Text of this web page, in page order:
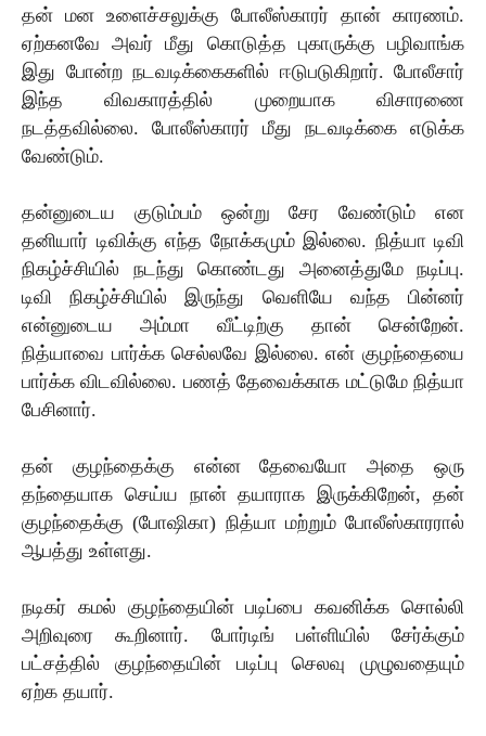
தன் மன உளைச்சலுக்கு போலீஸ்காரர் தான் காரணம்.
ஏற்கனவே அவர் மீது கொடுத்த புகாருக்கு பழிவாங்க
இது போன்ற நடவடிக்கைகளில் ஈடுபடுகிறார். போலீசார்
இந்த விவகாரத்தில் முறையாக விசாரணை
நடத்தவில்லை. போலீஸ்காரர் மீது நடவடிக்கை எடுக்க
வேண்டும்.
தன்னுடைய குடும்பம் ஒன்று சேர வேண்டும் என
தனியார் டிவிக்கு எந்த நோக்கமும் இல்லை. நித்யா டிவி
நிகழ்ச்சியில் நடந்து கொண்டது அனைத்துமே நடிப்பு.
டிவி நிகழ்ச்சியில் இருந்து வெளியே வந்த பின்னர்
என்னுடைய அம்மா வீட்டிற்கு தான் சென்றேன்.
நித்யாவை பார்க்க செல்லவே இல்லை. என் குழந்தையை
பார்க்க விடவில்லை. பணத் தேவைக்காக மட்டுமே நித்யா
பேசினார்.
தன் குழந்தைக்கு என்ன தேவையோ அதை ஒரு
தந்தையாக செய்ய நான் தயாராக இருக்கிறேன், தன்
குழந்தைக்கு (போஷிகா) நித்யா மற்றும் போலீஸ்காரரால்
ஆபத்து உள்ளது.
நடிகர் கமல் குழந்தையின் படிப்பை கவனிக்க சொல்லி
அறிவுரை கூறினார். போர்டிங் பள்ளியில் சேர்க்கும்
பட்சத்தில் குழந்தையின் படிப்பு செலவு முழுவதையும்
ஏற்க தயார்.